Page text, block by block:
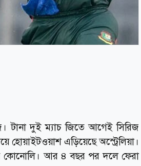
টানা দুই ম্যাচ জিতে আগেই সিরিজ
হোয়াইটওয়াশ এড়িয়েছে অস্ট্রেলিয়া।
কোনোলি। আর ৪ বছর পর দলে ফেরা